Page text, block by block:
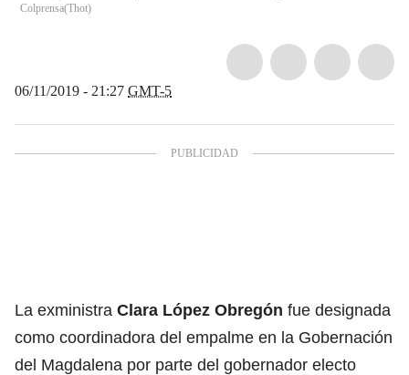
Colprensa(Thot)
06/11/2019 - 21:27 GMT-5
La exministra Clara López Obregón fue designada
como coordinadora del empalme en la Gobernación
del Magdalena por parte del gobernador electo